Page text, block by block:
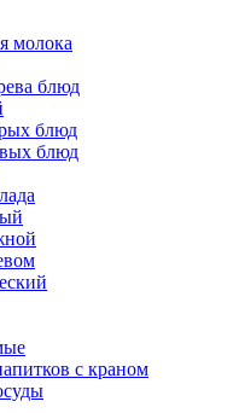
молока
блюд
блюд
блюд
с краном